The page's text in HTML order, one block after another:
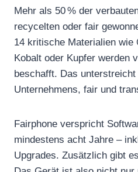
Mehr als 50 % der
recycelten oder fair
14 kritische Materialien wie
Kobalt oder Kupfer werden
beschafft. Das
Unternehmens, fair und
Fairphone verspricht
mindestens acht Jahre –
Upgrades. Zusätzlich gibt